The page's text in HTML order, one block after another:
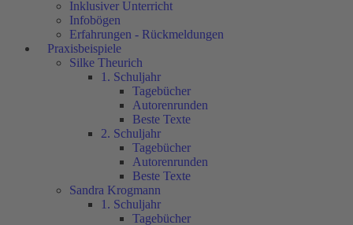
Inklusiver Unterricht
Infobögen
Erfahrungen - Rückmeldungen
Praxisbeispiele
Silke Theurich
1. Schuljahr
Tagebücher
Autorenrunden
Beste Texte
2. Schuljahr
Tagebücher
Autorenrunden
Beste Texte
Sandra Krogmann
1. Schuljahr
Tagebücher